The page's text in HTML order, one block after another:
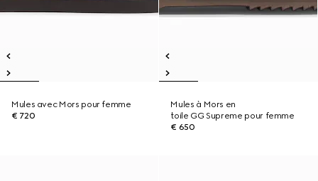
Mules avec Mors pour femme
€ 720
Mules à Mors en
toile GG Supreme pour femme
€ 650